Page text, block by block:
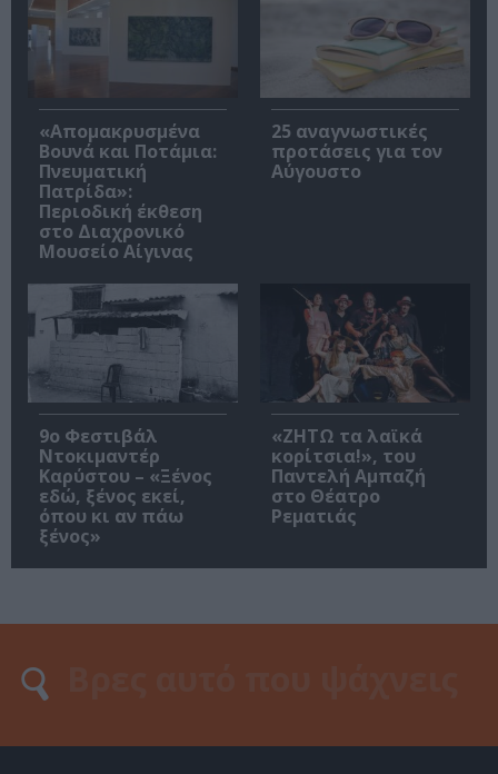
«Απομακρυσμένα
Βουνά και Ποτάμια:
Πνευματική
Πατρίδα»:
Περιοδική έκθεση
στο Διαχρονικό
Μουσείο Αίγινας
25 αναγνωστικές
προτάσεις για τον
Αύγουστο
9ο Φεστιβάλ
Ντοκιμαντέρ
Καρύστου – «Ξένος
εδώ, ξένος εκεί,
όπου κι αν πάω
ξένος»
«ΖΗΤΩ τα λαϊκά
κορίτσια!», του
Παντελή Αμπαζή
στο Θέατρο
Ρεματιάς